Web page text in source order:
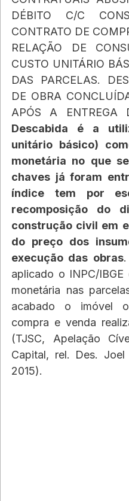
DÉBITO C/C
CONTRATO DE
RELAÇÃO DE
CUSTO UNITÁRIO
DAS PARCELAS.
DE OBRA
APÓS A ENTREGA
Descabida é a
unitário básico)
monetária no que
chaves já foram
índice tem por
recomposição do
construção civil em
do preço dos
execução das obras.
aplicado o INPC/
monetária nas
acabado o imóvel
compra e venda
(TJSC, Apelação
Capital, rel. Des. Joel
2015).